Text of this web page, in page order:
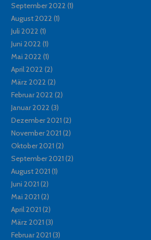
September 2022 (1)
August 2022 (1)
Juli 2022 (1)
Juni 2022 (1)
Mai 2022 (1)
April 2022 (2)
März 2022 (2)
Februar 2022 (2)
Januar 2022 (3)
Dezember 2021 (2)
November 2021 (2)
Oktober 2021 (2)
September 2021 (2)
August 2021 (1)
Juni 2021 (2)
Mai 2021 (2)
April 2021 (2)
März 2021 (3)
Februar 2021 (3)